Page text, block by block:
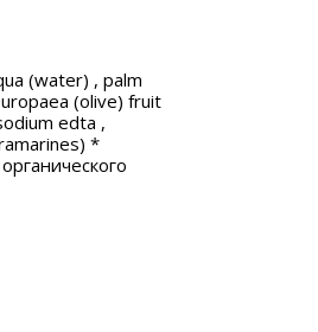
(water) , palm
(olive) fruit
edta ,
*